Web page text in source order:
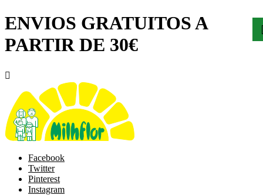
ENVIOS GRATUITOS A
PARTIR DE 30€

Facebook
Twitter
Pinterest
Instagram